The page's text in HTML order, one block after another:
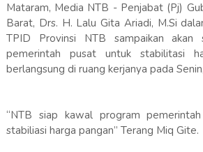
Mataram, Media NTB - Penjabat (Pj)
Barat, Drs. H. Lalu Gita Ariadi, M.Si
TPID Provinsi NTB sampaikan akan
pemerintah pusat untuk stabilitasi
berlangsung di ruang kerjanya pada
“NTB siap kawal program
stabiliasi harga pangan” Terang Miq Gite.